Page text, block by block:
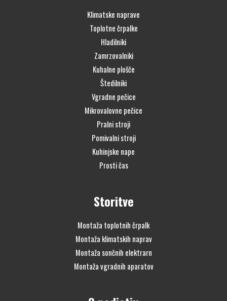
Klimatske naprave
Toplotne črpalke
Hladilniki
Zamrzovalniki
Kuhalne plošče
Štedilniki
Vgradne pečice
Mikrovalovne pečice
Pralni stroji
Pomivalni stroji
Kuhinjske nape
Prosti čas
Storitve
Montaža toplotnih črpalk
Montaža klimatskih naprav
Montaža sončnih elektrarn
Montaža vgradnih aparatov